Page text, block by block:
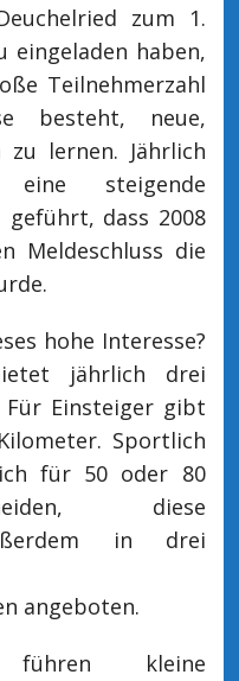
zum 1.
eingeladen haben,
Teilnehmerzahl
besteht, neue,
zu lernen. Jährlich
steigende
dass 2008
Meldeschluss die
hohe Interesse?
jährlich drei
Für Einsteiger gibt
Sportlich
für 50 oder 80
diese
in drei
angeboten.
führen kleine